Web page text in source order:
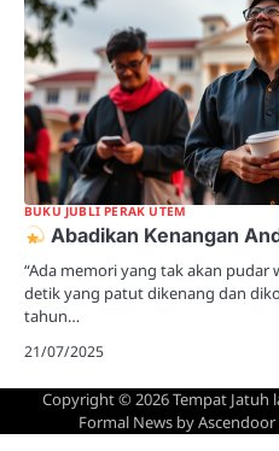
BUKU JUBLI PERAK UTEM
Abadikan Kenangan
“Ada memori yang tak akan pudar
detik yang patut dikenang dan
tahun…
21/07/2025
Copyright © 2026Tempat Jatuh
Formal News byAscendoor